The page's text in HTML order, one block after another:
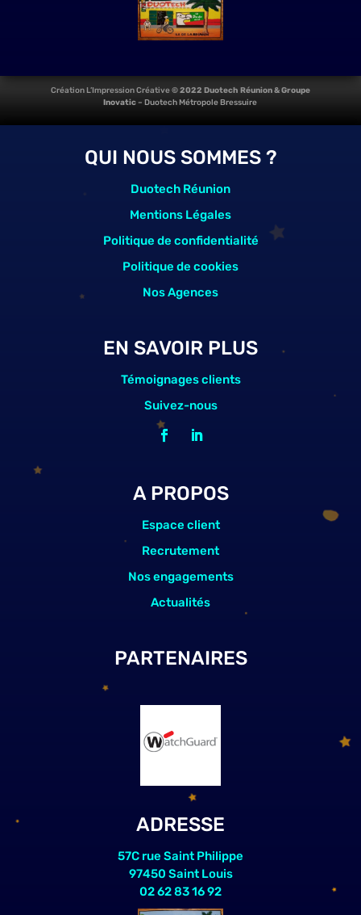
Création L’Impression Créative© 2022 Duotech Réunion & Groupe
Inovatic–Duotech Métropole Bressuire
QUI NOUS SOMMES ?
Duotech Réunion
Mentions Légales
Politique de confidentialité
Politique de cookies
Nos Agences
EN SAVOIR PLUS
Témoignages clients
Suivez-nous
A PROPOS
Espace client
Recrutement
Nos engagements
Actualités
PARTENAIRES
ADRESSE
57C rue Saint Philippe
97450 Saint Louis
02 62 83 16 92